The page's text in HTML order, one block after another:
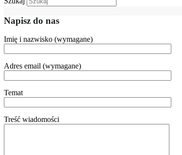
Napisz do nas
Imię i nazwisko (wymagane)
Adres email (wymagane)
Temat
Treść wiadomości